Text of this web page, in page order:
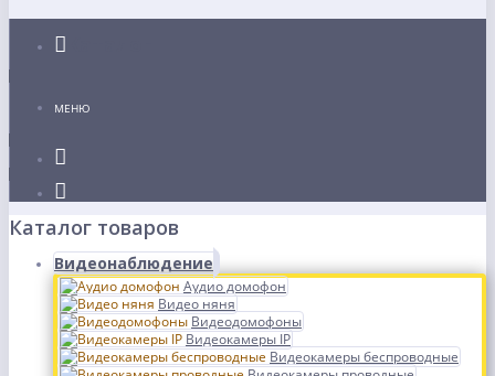
МЕНЮ
Каталог товаров
Видеонаблюдение
Аудио домофон
Видео няня
Видеодомофоны
Видеокамеры IP
Видеокамеры беспроводные